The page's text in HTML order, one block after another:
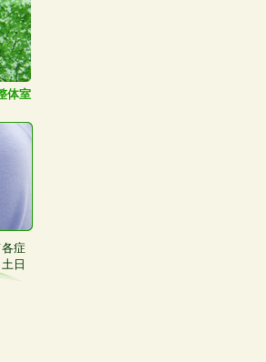
体室
症
日